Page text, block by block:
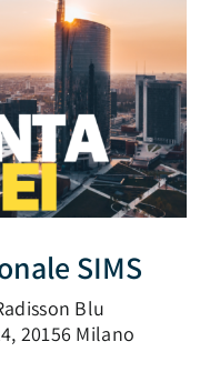
SIMS
Blu
20156 Milano